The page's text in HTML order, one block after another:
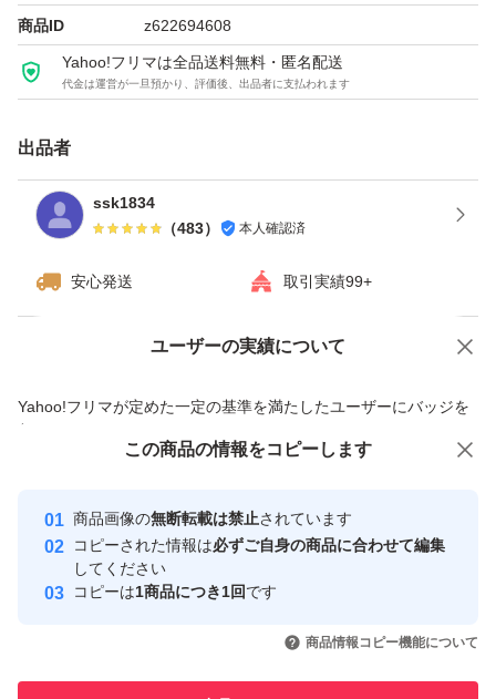
商品ID z622694608
Yahoo!フリマは全品送料無料・匿名配送
代金は運営が一旦預かり、評価後、出品者に支払われます
出品者
ssk1834
（483） 本人確認済
安心発送 取引実績99+
ユーザーの実績について
Yahoo!フリマが定めた一定の基準を満たしたユーザーにバッジを
付与しています
安心取引出品者
心・安全なユーザーです
取引実績
引を完了させた実績があります
価格の相談 商品への質問
この商品の情報をコピーします
商品画像の無断転載は禁止されています
コピーされた情報は必ずご自身の商品に合わせて編集
してください
コピーは1商品につき1回です
商品情報コピー機能について
この商品をみている人にオススメ